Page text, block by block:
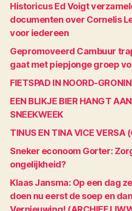
Historicus Ed Voigt
documenten over Cornelis
voor iedereen
Gepromoveerd Cambuur
gaat met piepjonge groep
FIETSPAD IN NOORD-
EEN BLIKJE BIER HANGT
SNEEKWEEK
TINUS EN TINA VICE VERSA
Sneker econoom Gorter:
ongelijkheid?
Klaas Jansma: Op een dag
doen nu eerst de soep en